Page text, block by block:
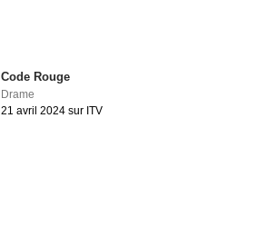
Code Rouge
Drame
21 avril 2024 sur ITV